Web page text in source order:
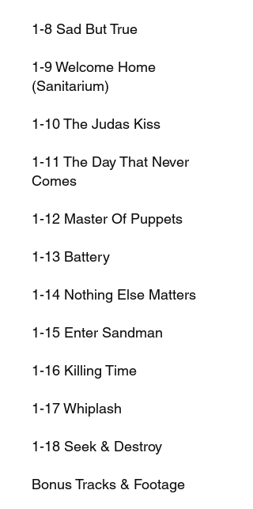
1-8 Sad But True
1-9Welcome Home
(Sanitarium)
1-10The Judas Kiss
1-11 The Day That Never
Comes
1-12 Master Of Puppets
1-13 Battery
1-14 Nothing Else Matters
1-15 Enter Sandman
1-16 Killing Time
1-17Whiplash
1-18 Seek & Destroy
Bonus Tracks & Footage